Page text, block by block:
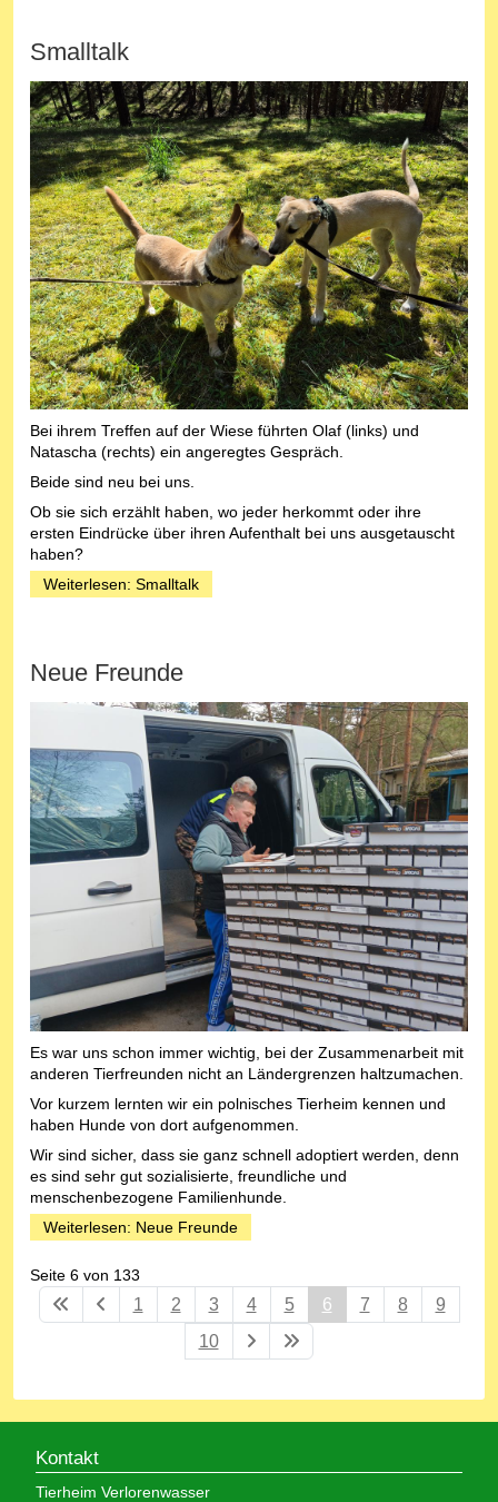
Smalltalk
Bei ihrem Treffen auf der Wiese führten Olaf (links) und
Natascha (rechts) ein angeregtes Gespräch.
Beide sind neu bei uns.
Ob sie sich erzählt haben, wo jeder herkommt oder ihre
ersten Eindrücke über ihren Aufenthalt bei uns ausgetauscht
haben?
Weiterlesen: Smalltalk
Neue Freunde
Es war uns schon immer wichtig, bei der Zusammenarbeit mit
anderen Tierfreunden nicht an Ländergrenzen haltzumachen.
Vor kurzem lernten wir ein polnisches Tierheim kennen und
haben Hunde von dort aufgenommen.
Wir sind sicher, dass sie ganz schnell adoptiert werden, denn
es sind sehr gut sozialisierte, freundliche und
menschenbezogene Familienhunde.
Weiterlesen: Neue Freunde
Seite 6 von 133
1 2 3 4 5 6 7 8
9
10
Kontakt
Tierheim Verlorenwasser